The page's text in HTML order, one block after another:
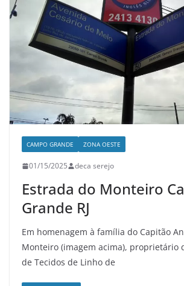
CAMPO GRANDE ZONA OESTE
01/15/2025 deca serejo
Estrada do Monteiro
Grande RJ
Em homenagem à família do Capitão
Monteiro (imagem acima), proprietário
de Tecidos de Linho de